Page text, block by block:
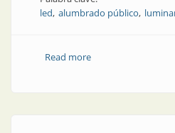
led alumbrado público
Read moreabout Las